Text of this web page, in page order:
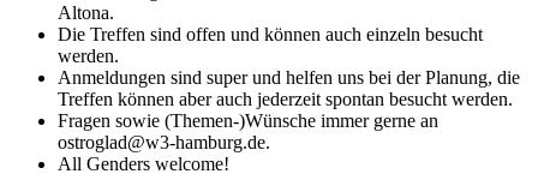
Altona.
Die Treffen sind offen und können auch einzeln besucht
werden.
Anmeldungen sind super und helfen uns bei der Planung, die
Treffen können aber auch jederzeit spontan besucht werden.
Fragen sowie (Themen-)Wünsche immer gerne an
ostroglad@w3-hamburg.de.
All Genders welcome!